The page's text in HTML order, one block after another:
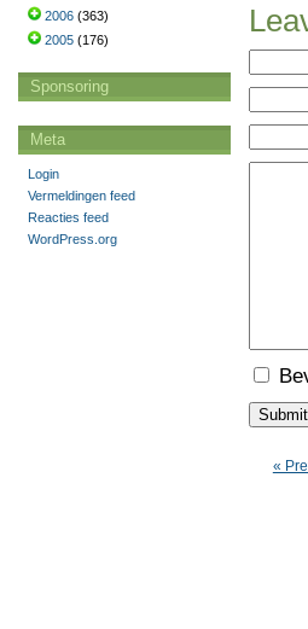
«
2006 (363)
2005 (176)
Sponsoring
Meta
Login
Vermeldingen feed
Reacties feed
WordPress.org